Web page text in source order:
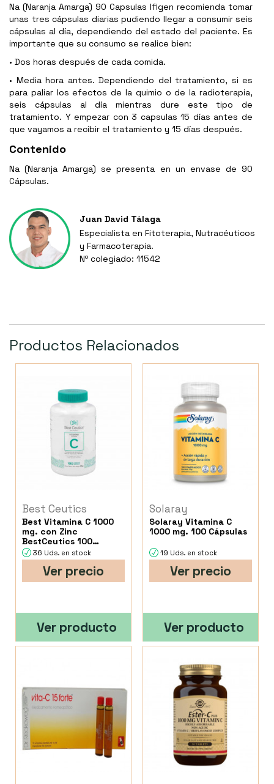
Na (Naranja Amarga) 90 Capsulas Ifigen recomienda tomar
unas tres cápsulas diarias pudiendo llegar a consumir seis
cápsulas al día, dependiendo del estado del paciente. Es
importante que su consumo se realice bien:
• Dos horas después de cada comida.
• Media hora antes. Dependiendo del tratamiento, si es
para paliar los efectos de la quimio o de la radioterapia,
seis cápsulas al día mientras dure este tipo de
tratamiento. Y empezar con 3 capsulas 15 días antes de
que vayamos a recibir el tratamiento y 15 días después.
Contenido
Na (Naranja Amarga) se presenta en un envase de 90
Cápsulas.
Juan David Tálaga
Especialista en Fitoterapia, Nutracéuticos
y Farmacoterapia.
Nº colegiado: 11542
Productos Relacionados
Best Ceutics
Best Vitamina C 1000
mg. con Zinc
BestCeutics 100
Cápsulas
36 Uds. en stock
Ver precio
Ver producto
Solaray
Solaray Vitamina C
1000 mg. 100 Cápsulas
19 Uds. en stock
Ver precio
Ver producto